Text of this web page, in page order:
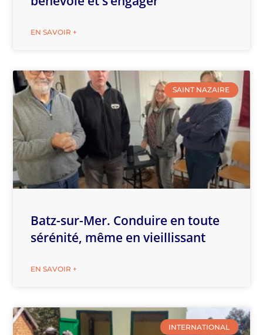
EN SAVOIR +
SAINT NAZAIRE
Batz-sur-Mer. Conduire en toute
sérénité, même en vieillissant
EN SAVOIR +
INTERNATIONAL